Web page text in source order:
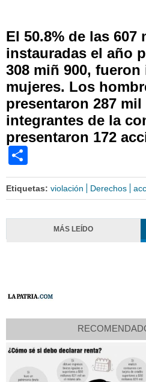
El 50.8% de las 607
instauradas el año
308 miñ 900,
mujeres. Los
presentaron 287
integrantes de la
presentaron 172
Etiquetas: violación Derechos
MÁS LEÍDO